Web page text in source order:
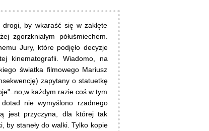
drogi, by wkaraść się w zaklęte
zgorzkniałym półuśmiechem.
Jury, które podjęło decyzje
kinematografii. Wiadomo, na
światka filmowego Mariusz
zapytany o statuetkę
każdym razie coś w tym
nie wymyślono rzadnego
jest przyczyna, dla której tak
by staneły do walki. Tylko kopie